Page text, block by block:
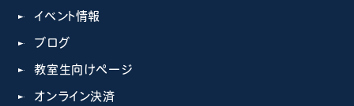
イベント情報
ブログ
教室生向けページ
オンライン決済